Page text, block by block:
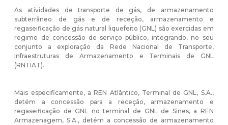
As atividades de transporte de gás, de armazenamento
subterrâneo de gás e de receção, armazenamento e
regaseificação de gás natural liquefeito (GNL) são exercidas em
regime de concessão de serviço público, integrando, no seu
conjunto a exploração da Rede Nacional de Transporte,
Infraestruturas de Armazenamento e Terminais de GNL
(RNTIAT).
Mais especificamente, a REN Atlântico, Terminal de GNL, S.A.,
detém a concessão para a receção, armazenamento e
regaseificação de GNL no terminal de GNL de Sines, a REN
Armazenagem, S.A., detém a concessão de armazenamento